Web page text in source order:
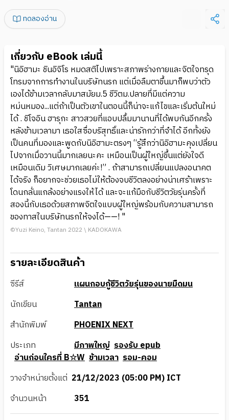
ทดลองอ่าน
เกี่ยวกับ eBook เล่มนี้
"นิอิฮามะ ชินอิจิโร หมดสติไปเพราะสภาพร่างกายและจิตใจทรุด
โทรมจากการทำงานในบริษัทนรก แต่เมื่อลืมตาขึ้นมาก็พบว่าตัว
เองได้ข้ามเวลากลับมาสมัยม.5 ชีวิตม.ปลายที่มีแต่ความ
หม่นหมอง...แต่ถ้าเป็นตัวเขาในตอนนี้ก็น่าจะแก้ไขและเริ่มต้นใหม่
ได้ . ชิโจอิน ฮารุกะ สาวสวยที่แอบปลื้มมานานที่ได้พบกันอีกครั้ง
หลังข้ามเวลามา เธอใสซื่อบริสุทธิ์และน่ารักกว่าที่จำได้ อีกทั้งยัง
เป็นคนที่มองและพูดกับนิอิฮามะตรงๆ “รู้สึกว่านิอิฮามะคุงเปลี่ยน
ไปจากเมื่อวานนี้มากเลยนะคะ เหมือนเป็นผู้ใหญ่ขึ้นแต่ยังใจดี
เหมือนเดิม วิเศษมากเลยค่ะ!” . ถ้าสามารถเปลี่ยนแปลงอนาคต
ได้จริง ก็อยากจะช่วยเธอไม่ให้ต้องจบชีวิตลงอย่างน่าเศร้าเพราะ
โดนกลั่นแกล้งอย่างแรงให้ได้ และจะแก้มือกับชีวิตวัยรุ่นครั้งที่
สองนี้กับเธอด้วยสภาพจิตใจแบบผู้ใหญ่พร้อมกับความสามารถ
ของทาสในบริษัทนรกให้จงได้——! "
©Yuzi Keino, Tantan 2022 \ KADOKAWA
รายละเอียดสินค้า
ซีรีส์
แผนกอบกู้ชีวิตวัยรุ่นของนายมืดมน
นักเขียน
Tantan
สำนักพิมพ์
PHOENIX NEXT
ประเภท
มีภาพใหญ่ รองรับ epub
อ่านก่อนใครที่ B☆W ข้ามเวลา รอม-คอม
วางจำหน่ายตั้งแต่ 21/12/2023 (05:00 PM) ICT
จำนวนหน้า
351